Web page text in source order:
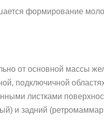
формирование
от основной массы
подключичной
листками
и задний